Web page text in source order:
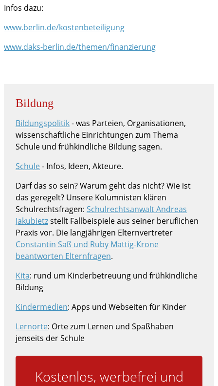
Infos dazu:
www.berlin.de/kostenbeteiligung
www.daks-berlin.de/themen/finanzierung
Bildung
Bildungspolitik- was Parteien, Organisationen,
wissenschaftliche Einrichtungen zum Thema
Schule und frühkindliche Bildung sagen.
Schule- Infos, Ideen, Akteure.
Darf das so sein? Warum geht das nicht? Wie ist
das geregelt? Unsere Kolumnisten klären
Schulrechtsfragen: Schulrechtsanwalt Andreas
Jakubietzstellt Fallbeispiele aus seiner beruflichen
Praxis vor. Die langjährigen Elternvertreter
Constantin Saß und Ruby Mattig-Krone
beantworten Elternfragen.
Kita: rund um Kinderbetreuung und frühkindliche
Bildung
Kindermedien: Apps und Webseiten für Kinder
Lernorte: Orte zum Lernen und Spaßhaben
jenseits der Schule
Kostenlos, werbefrei und